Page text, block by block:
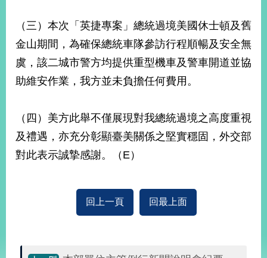
（三）本次「英捷專案」總統過境美國休士頓及舊
金山期間，為確保總統車隊參訪行程順暢及安全無
虞，該二城市警方均提供重型機車及警車開道並協
助維安作業，我方並未負擔任何費用。
（四）美方此舉不僅展現對我總統過境之高度重視
及禮遇，亦充分彰顯臺美關係之堅實穩固，外交部
對此表示誠摯感謝。（E）
回上一頁 回最上面